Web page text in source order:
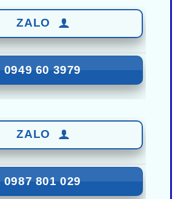
HỆ BÁO GIÁ - TRẢ GÓP
ZALO
0949 60 3979
ZALO